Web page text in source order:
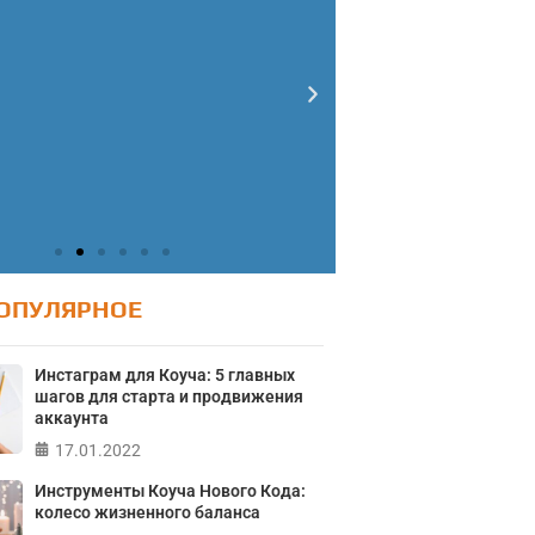
Тест: Как я
свою
жизнь?
Инстаграм для Коуча: 5 главных
шагов для старта и продвижения
аккаунта
17.01.2022
Инструменты Коуча Нового Кода:
колесо жизненного баланса